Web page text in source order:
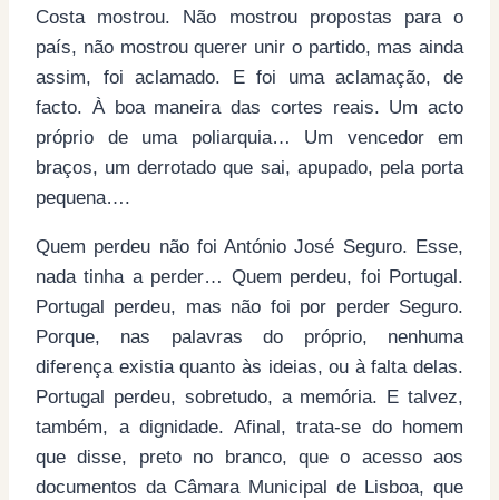
Costa mostrou. Não mostrou propostas para o
país, não mostrou querer unir o partido, mas ainda
assim, foi aclamado. E foi uma aclamação, de
facto. À boa maneira das cortes reais. Um acto
próprio de uma poliarquia… Um vencedor em
braços, um derrotado que sai, apupado, pela porta
pequena….
Quem perdeu não foi António José Seguro. Esse,
nada tinha a perder… Quem perdeu, foi Portugal.
Portugal perdeu, mas não foi por perder Seguro.
Porque, nas palavras do próprio, nenhuma
diferença existia quanto às ideias, ou à falta delas.
Portugal perdeu, sobretudo, a memória. E talvez,
também, a dignidade. Afinal, trata-se do homem
que disse, preto no branco, que o acesso aos
documentos da Câmara Municipal de Lisboa, que